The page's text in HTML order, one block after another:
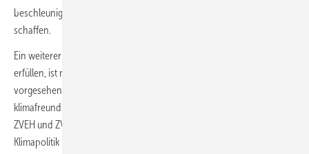
beschleunigen und so Planungssicherheit für alle Betroffenen zu
schaffen.
Ein weiterer wichtiger Baustein, um die europäischen Vorgaben zu
erfüllen, ist nach Ansicht beider Elektro-Verbände das im GEG
vorgesehene Ausphasen fossiler Energieträger. Um den Umstieg auf
klimafreundliche Energieträger entsprechend zu forcieren, plädieren
ZVEH und ZVEI dafür, den CO
Klimapolitik im Gebäudebereich zu verankern.